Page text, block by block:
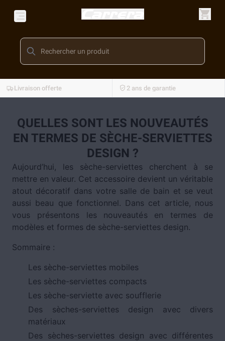
Livraison offerte 2 ans de garantie
QUELLES SONT LES NOUVEAUTÉS
EN TERMES DE SÈCHE-SERVIETTES
DESIGN ?
Aujourd’hui, les sèche-serviettes cherchent à se
mettre en valeur. Cet accessoire devient un véritable
atout décoratif dans votre salle de bain et se veut
aussi beau que fonctionnel. Dans cet article, nous
vous présentons les nouveautés en termes de
modèles et formes de sèche-serviettes design.
Sommaire :
Les sèche-serviettes mobiles
Les sèche-serviettes compacts
Les sèche-serviette avec soufflerie
Des sèches-serviettes design avec divers
matériaux
Des sèches-serviettes design avec différentes